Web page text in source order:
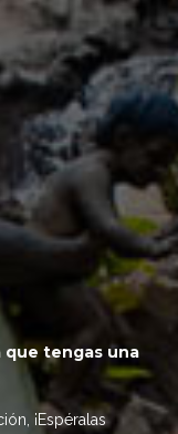
que tengas una
¡Espéralas